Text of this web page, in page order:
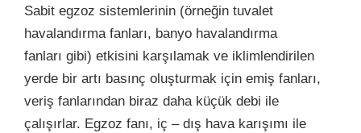
Sabit egzoz sistemlerinin (örneğin tuvalet
havalandırma fanları, banyo havalandırma
fanları gibi) etkisini karşılamak ve iklimlendirilen
yerde bir artı basınç oluşturmak için emiş fanları,
veriş fanlarından biraz daha küçük debi ile
çalışırlar. Egzoz fanı, iç – dış hava karışımı ile